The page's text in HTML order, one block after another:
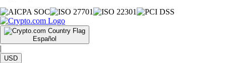
Español
|
USD